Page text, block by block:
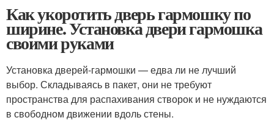
Как укоротить дверь гармошку по
ширине. Установка двери гармошка
своими руками
Установка дверей-гармошки — едва ли не лучший
выбор. Складываясь в пакет, они не требуют
пространства для распахивания створок и не нуждаются
в свободном движении вдоль стены.